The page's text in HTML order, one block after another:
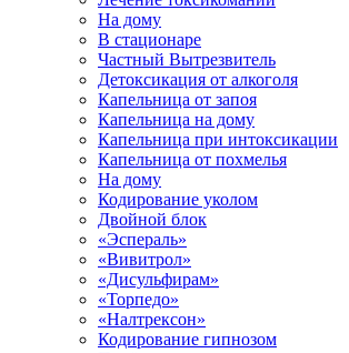
На дому
В стационаре
Частный Вытрезвитель
Детоксикация от алкоголя
Капельница от запоя
Капельница на дому
Капельница при интоксикации
Капельница от похмелья
На дому
Кодирование уколом
Двойной блок
«Эспераль»
«Вивитрол»
«Дисульфирам»
«Торпедо»
«Налтрексон»
Кодирование гипнозом